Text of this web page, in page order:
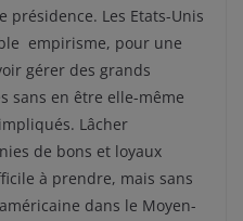
présidence. Les Etats-Unis
empirisme, pour une
gérer des grands
sans en être elle-même
Lâcher
de bons et loyaux
à prendre, mais sans
dans le Moyen-